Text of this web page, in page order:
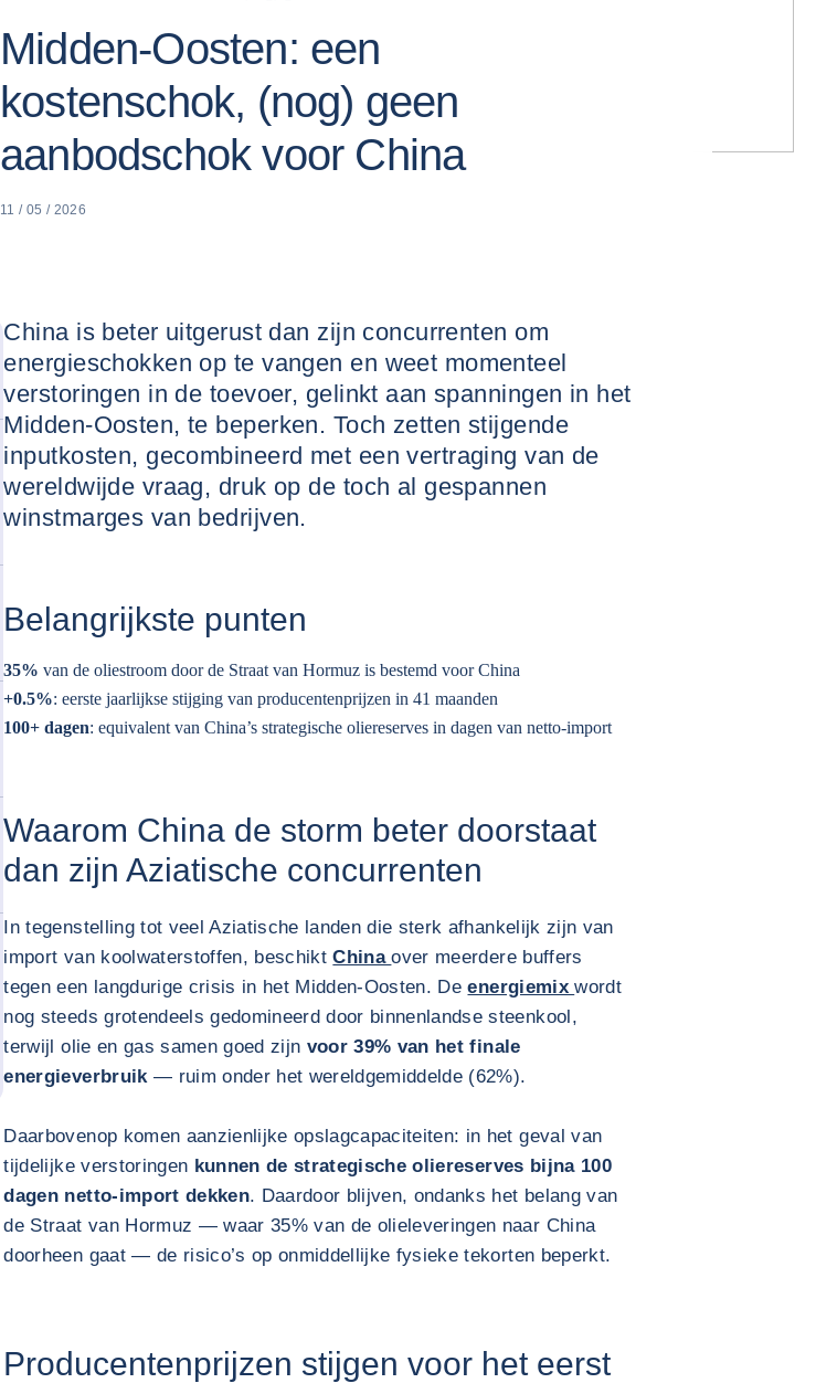
Midden-Oosten: een
kostenschok, (nog) geen
aanbodschok voor China
11 / 05 / 2026
China is beter uitgerust dan zijn concurrenten om
energieschokken op te vangen en weet momenteel
verstoringen in de toevoer, gelinkt aan spanningen in het
Midden-Oosten, te beperken. Toch zetten stijgende
inputkosten, gecombineerd met een vertraging van de
wereldwijde vraag, druk op de toch al gespannen
winstmarges van bedrijven.
Belangrijkste punten
35% van de oliestroom door de Straat van Hormuz is bestemd voor China
+0.5%: eerste jaarlijkse stijging van producentenprijzen in 41 maanden
100+ dagen: equivalent van China’s strategische oliereserves in dagen van netto-import
Waarom China de storm beter doorstaat
dan zijn Aziatische concurrenten
In tegenstelling tot veel Aziatische landen die sterk afhankelijk zijn van
import van koolwaterstoffen, beschiktChinaover meerdere buffers
tegen een langdurige crisis in het Midden-Oosten. Deenergiemixwordt
nog steeds grotendeels gedomineerd door binnenlandse steenkool,
terwijl olie en gas samen goed zijn voor 39% van het finale
energieverbruik— ruim onder het wereldgemiddelde (62%).
Daarbovenop komen aanzienlijke opslagcapaciteiten: in het geval van
tijdelijke verstoringen kunnen de strategische oliereserves bijna 100
dagen netto-import dekken. Daardoor blijven, ondanks het belang van
de Straat van Hormuz — waar 35% van de olieleveringen naar China
doorheen gaat — de risico’s op onmiddellijke fysieke tekorten beperkt.
Producentenprijzen stijgen voor het eerst